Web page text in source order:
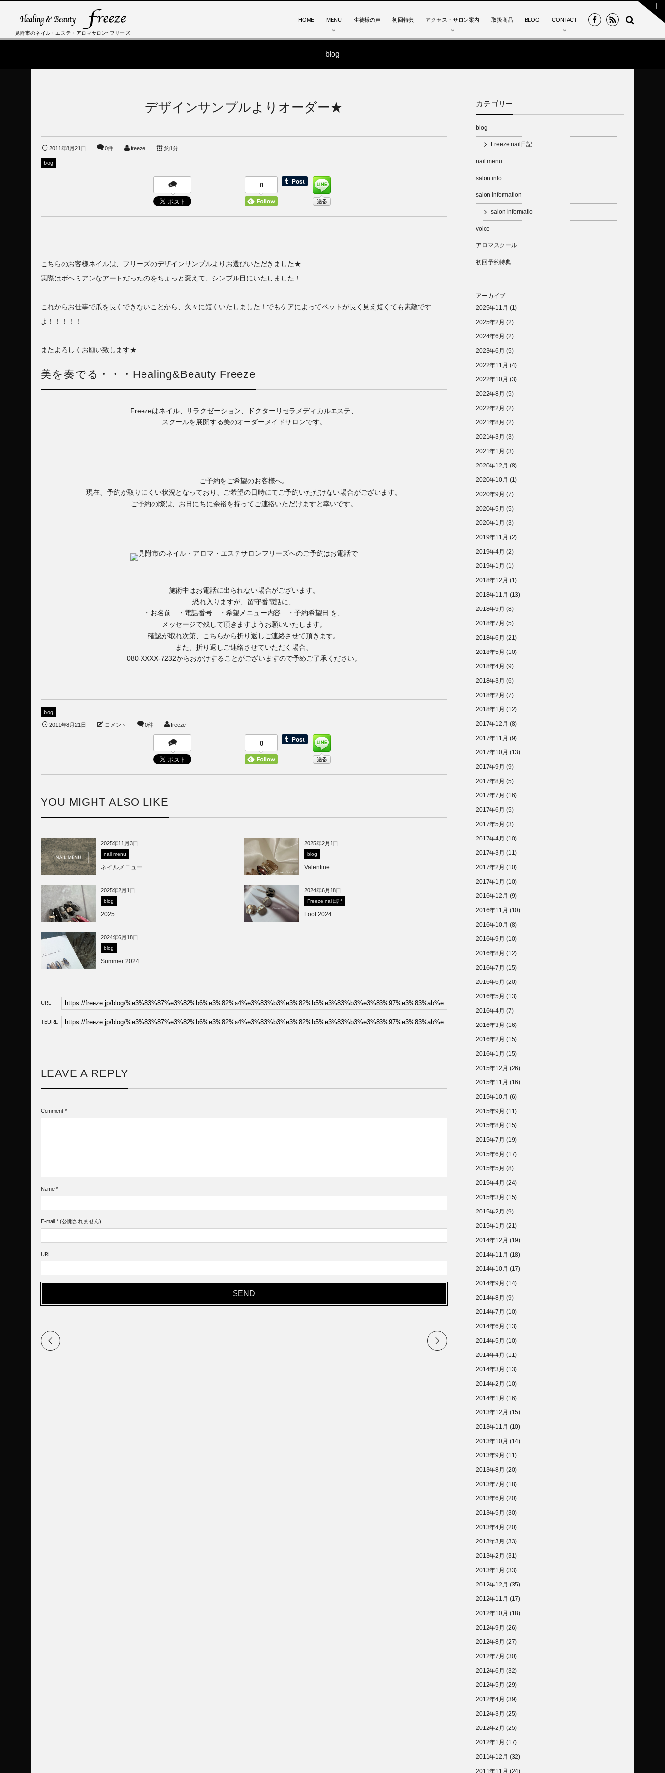
見附市のネイル・エステ・アロマサロン~フリーズ
HOME MENU 生徒様の声 初回特典 アクセス・サロン案内 取扱商品 BLOG CONTACT
blog
デザインサンプルよりオーダー★
2011年8月21日 0件 freeze 約1分
blog
0
こちらのお客様ネイルは、フリーズのデザインサンプルよりお選びいただきました★
実際はボヘミアンなアートだったのをちょっと変えて、シンプル目にいたしました！
これからお仕事で爪を長くできないことから、久々に短くいたしました！でもケアによってベットが長く見え短くても素敵です
よ！！！！！
またよろしくお願い致します★
美を奏でる・・・Healing&Beauty Freeze
Freezeはネイル、リラクゼーション、ドクターリセラメディカルエステ、
スクールを展開する美のオーダーメイドサロンです。
ご予約をご希望のお客様へ。
現在、予約が取りにくい状況となっており、ご希望の日時にてご予約いただけない場合がございます。
ご予約の際は、お日にちに余裕を持ってご連絡いただけますと幸いです。
施術中はお電話に出られない場合がございます。
恐れ入りますが、留守番電話に、
・お名前 ・電話番号 ・希望メニュー内容 ・予約希望日 を、
メッセージで残して頂きますようお願いいたします。
確認が取れ次第、こちらから折り返しご連絡させて頂きます。
また、折り返しご連絡させていただく場合、
080-XXXX-7232からおかけすることがございますので予めご了承ください。
blog
2011年8月21日 コメント 0件 freeze
0
YOU MIGHT ALSO LIKE
2025年11月3日
nail menu
ネイルメニュー
2025年2月1日
blog
Valentine
2025年2月1日
blog
2025
2024年6月18日
Freeze nail日記
Foot 2024
2024年6月18日
blog
Summer 2024
URL
TBURL
LEAVE A REPLY
Comment *
Name *
E-mail *(公開されません)
URL
カテゴリー
blog
Freeze nail日記
nail menu
salon info
salon information
salon informatio
voice
アロマスクール
初回予約特典
アーカイブ
2025年11月 (1)
2025年2月 (2)
2024年6月 (2)
2023年6月 (5)
2022年11月 (4)
2022年10月 (3)
2022年8月 (5)
2022年2月 (2)
2021年8月 (2)
2021年3月 (3)
2021年1月 (3)
2020年12月 (8)
2020年10月 (1)
2020年9月 (7)
2020年5月 (5)
2020年1月 (3)
2019年11月 (2)
2019年4月 (2)
2019年1月 (1)
2018年12月 (1)
2018年11月 (13)
2018年9月 (8)
2018年7月 (5)
2018年6月 (21)
2018年5月 (10)
2018年4月 (9)
2018年3月 (6)
2018年2月 (7)
2018年1月 (12)
2017年12月 (8)
2017年11月 (9)
2017年10月 (13)
2017年9月 (9)
2017年8月 (5)
2017年7月 (16)
2017年6月 (5)
2017年5月 (3)
2017年4月 (10)
2017年3月 (11)
2017年2月 (10)
2017年1月 (10)
2016年12月 (9)
2016年11月 (10)
2016年10月 (8)
2016年9月 (10)
2016年8月 (12)
2016年7月 (15)
2016年6月 (20)
2016年5月 (13)
2016年4月 (7)
2016年3月 (16)
2016年2月 (15)
2016年1月 (15)
2015年12月 (26)
2015年11月 (16)
2015年10月 (6)
2015年9月 (11)
2015年8月 (15)
2015年7月 (19)
2015年6月 (17)
2015年5月 (8)
2015年4月 (24)
2015年3月 (15)
2015年2月 (9)
2015年1月 (21)
2014年12月 (19)
2014年11月 (18)
2014年10月 (17)
2014年9月 (14)
2014年8月 (9)
2014年7月 (10)
2014年6月 (13)
2014年5月 (10)
2014年4月 (11)
2014年3月 (13)
2014年2月 (10)
2014年1月 (16)
2013年12月 (15)
2013年11月 (10)
2013年10月 (14)
2013年9月 (11)
2013年8月 (20)
2013年7月 (18)
2013年6月 (20)
2013年5月 (30)
2013年4月 (20)
2013年3月 (33)
2013年2月 (31)
2013年1月 (33)
2012年12月 (35)
2012年11月 (17)
2012年10月 (18)
2012年9月 (26)
2012年8月 (27)
2012年7月 (30)
2012年6月 (32)
2012年5月 (29)
2012年4月 (39)
2012年3月 (25)
2012年2月 (25)
2012年1月 (17)
2011年12月 (32)
2011年11月 (24)